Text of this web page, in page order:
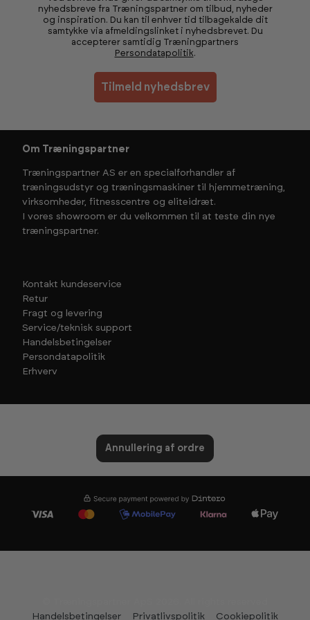
nyhedsbreve fra Træningspartner om tilbud, nyheder
og inspiration. Du kan til enhver tid tilbagekalde dit
samtykke via afmeldingslinket i nyhedsbrevet. Du
accepterer samtidig Træningpartners
Persondatapolitik.
Tilmeld nyhedsbrev
Om Træningspartner
Træningspartner AS er en specialforhandler af
træningsudstyr og træningsmaskiner til hjemmetræning,
virksomheder, fitnesscentre og eliteidræt.
I vores showroom er du velkommen til at teste din nye
træningspartner.
Kontakt kundeservice
Retur
Fragt og levering
Service/teknisk support
Handelsbetingelser
Persondatapolitik
Erhverv
Annullering af ordre
Handelsbetingelser
Privatlivspolitik Cookiepolitik